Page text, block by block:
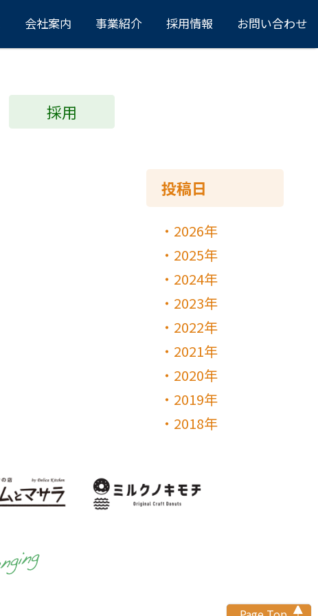
会社案内 事業紹介 採用情報 お問い合わせ
採用
投稿日
2026年
2025年
2024年
2023年
2022年
2021年
2020年
2019年
2018年